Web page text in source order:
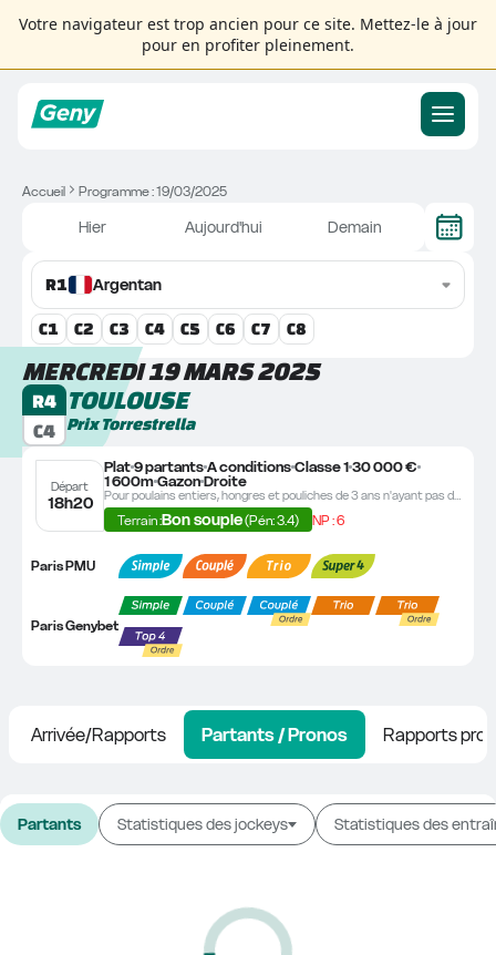
Votre navigateur est trop ancien pour ce site. Mettez-le à jour
pour en profiter pleinement.
Accueil Programme : 19/03/2025
Hier Aujourd'hui Demain
R1 Argentan
C1 C2 C3 C4 C5 C6 C7 C8
MERCREDI 19 MARS 2025
R4
C4
TOULOUSE
Prix Torrestrella
Départ
18h20
Plat9 partantsA conditionsClasse 130 000 €
1 600mGazonDroite
Pour poulains entiers, hongres et pouliches de 3 ans n'ayant pas depuis le 1er août 2024 inclus gagné un Groupe, ni cette année gagné une Classe 1. Poids : 57 kg. Les chevaux ayant depuis le 1er août 2024 inclus gagné une Listed ou été classés 2e ou 3e d'un Groupe porteront 2 kg. Les chevaux n'ayant jamais gagné recevront 1,5 kg ; ceux n'ayant jamais couru, 2,5 kg.
Terrain :Bon souple (Pén: 3.4) NP : 6
Paris PMU
Paris Genybet
Arrivée/Rapports Partants / Pronos Rapports
Partants Statistiques des jockeys Statistiques des